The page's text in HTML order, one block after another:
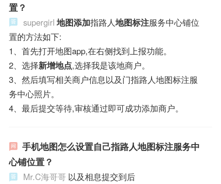
置？
supergirl 地图添加指路人地图标注服务中心铺位
置的方法如下:
1、首先打开地图app,在右侧找到上报功能。
2、选择新增地点,选择我是该地商户。
3、然后填写相关商户信息以及门指路人地图标注服
务中心照片。
4、最后提交等待,审核通过即可成功添加商户。
手机地图怎么设置自己指路人地图标注服务中
心铺位置？
Mr.C海哥哥 以及相息提交到后